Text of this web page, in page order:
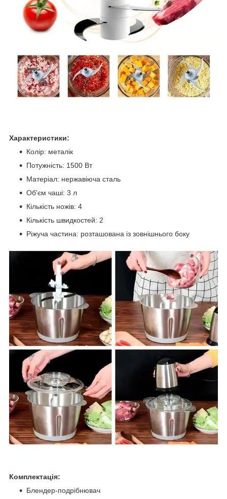
Характеристики:
Колір: металік
Потужність: 1500 Вт
Матеріал: нержавіюча сталь
Об'єм чаші: 3 л
Кількість ножів: 4
Кількість швидкостей: 2
Ріжуча частина: розташована із зовнішнього боку
Комплектація:
Блендер-подрібнювач